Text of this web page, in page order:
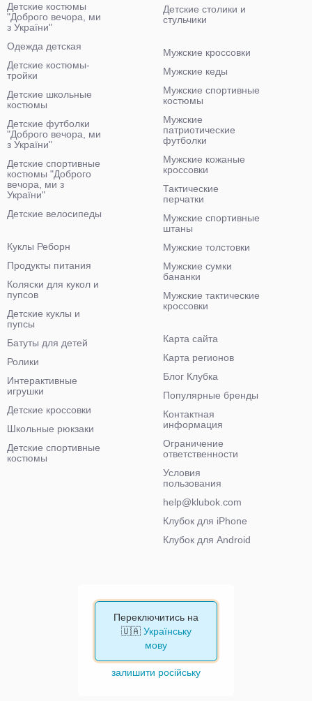
Детские столики и
стульчики
Детские костюмы
"Доброго вечора, ми
з України"
Одежда детская
Детские костюмы-
тройки
Детские школьные
костюмы
Детские футболки
"Доброго вечора, ми
з України"
Детские спортивные
костюмы "Доброго
вечора, ми з
України"
Детские велосипеды
Мужские кроссовки
Мужские кеды
Мужские спортивные
костюмы
Мужские
патриотические
футболки
Мужские кожаные
кроссовки
Тактические
перчатки
Мужские спортивные
штаны
Мужские толстовки
Мужские сумки
бананки
Мужские тактические
кроссовки
Куклы Реборн
Продукты питания
Коляски для кукол и
пупсов
Детские куклы и
пупсы
Батуты для детей
Ролики
Интерактивные
игрушки
Детские кроссовки
Школьные рюкзаки
Детские спортивные
костюмы
Карта сайта
Карта регионов
Блог Клубка
Популярные бренды
Контактная
информация
Ограничение
ответственности
Условия
пользования
help@klubok.com
Клубок для iPhone
Клубок для Android
Переключитись на
🇺🇦 Українську
мову
залишити російську